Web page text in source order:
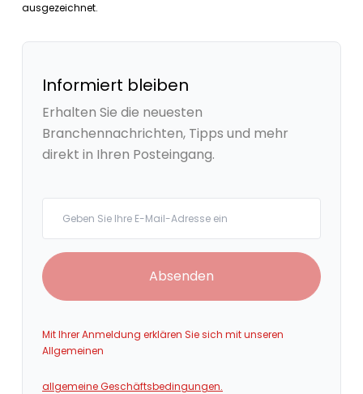
ausgezeichnet.
Informiert bleiben
Erhalten Sie die neuesten
Branchennachrichten, Tipps und mehr
direkt in Ihren Posteingang.
Absenden
Mit Ihrer Anmeldung erklären Sie sich mit unseren
Allgemeinen
allgemeine Geschäftsbedingungen.